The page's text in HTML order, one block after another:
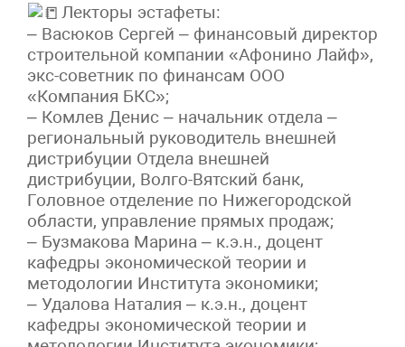
Лекторы эстафеты:
– Васюков Сергей – финансовый директор
строительной компании «Афонино Лайф»,
экс-советник по финансам ООО
«Компания БКС»;
– Комлев Денис – начальник отдела –
региональный руководитель внешней
дистрибуции Отдела внешней
дистрибуции, Волго-Вятский банк,
Головное отделение по Нижегородской
области, управление прямых продаж;
– Бузмакова Марина – к.э.н., доцент
кафедры экономической теории и
методологии Института экономики;
– Удалова Наталия – к.э.н., доцент
кафедры экономической теории и